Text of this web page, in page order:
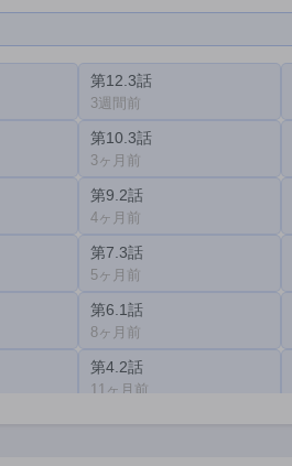
第12.3話
3週間前
第10.3話
3ヶ月前
第9.2話
4ヶ月前
第7.3話
5ヶ月前
第6.1話
8ヶ月前
第4.2話
11ヶ月前